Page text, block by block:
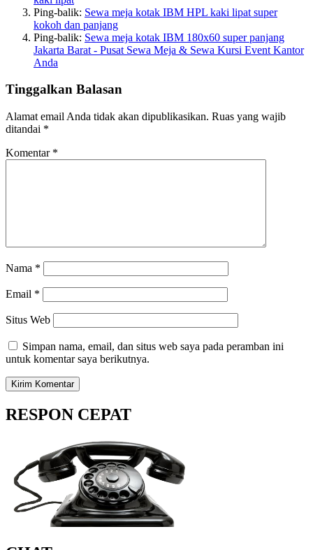
Ping-balik: Sewa meja kotak IBM HPL kaki lipat super
kokoh dan panjang
Ping-balik: Sewa meja kotak IBM 180x60 super panjang
Jakarta Barat - Pusat Sewa Meja & Sewa Kursi Event Kantor
Anda
Tinggalkan Balasan
Alamat email Anda tidak akan dipublikasikan. Ruas yang wajib
ditandai *
Komentar *
Nama *
Email *
Situs Web
Simpan nama, email, dan situs web saya pada peramban ini
untuk komentar saya berikutnya.
RESPON CEPAT